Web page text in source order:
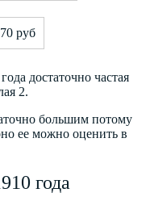
70 руб
достаточно частая
2.
большим потому
ее можно оценить в
года